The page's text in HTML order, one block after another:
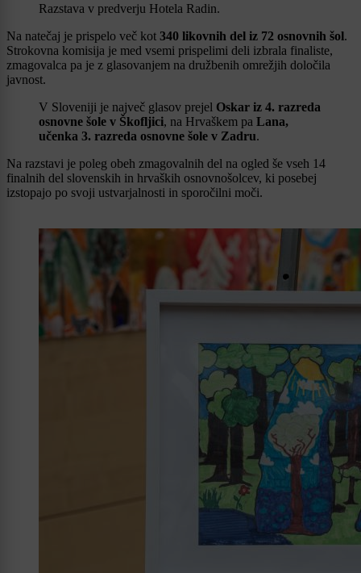
Razstava v predverju Hotela Radin.
Na natečaj je prispelo več kot 340 likovnih del iz 72 osnovnih šol.
Strokovna komisija je med vsemi prispelimi deli izbrala finaliste,
zmagovalca pa je z glasovanjem na družbenih omrežjih določila
javnost.
V Sloveniji je največ glasov prejel Oskar iz 4. razreda
osnovne šole v Škofljici, na Hrvaškem pa Lana,
učenka 3. razreda osnovne šole v Zadru.
Na razstavi je poleg obeh zmagovalnih del na ogled še vseh 14
finalnih del slovenskih in hrvaških osnovnošolcev, ki posebej
izstopajo po svoji ustvarjalnosti in sporočilni moči.